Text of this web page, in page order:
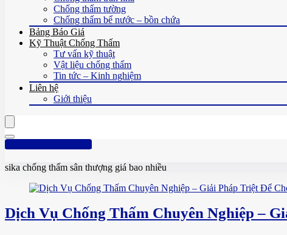
Chống thấm tường
Chống thấm bể nước – bồn chứa
Bảng Báo Giá
Kỹ Thuật Chống Thấm
Tư vấn kỹ thuật
Vật liệu chống thấm
Tin tức – Kinh nghiệm
Liên hệ
Giới thiệu
Hotline: 0961 894 472
sika chống thấm sân thượng giá bao nhiều
Dịch Vụ Chống Thấm Chuyên Nghiệp –